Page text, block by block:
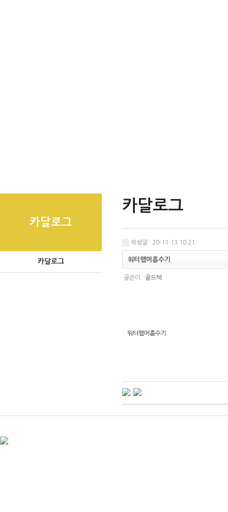
카달로그
카달로그
카달로그
작성일 : 20-11-13 10:21
워터햄머흡수기
글쓴이 : 골드텍
워터햄머흡수기